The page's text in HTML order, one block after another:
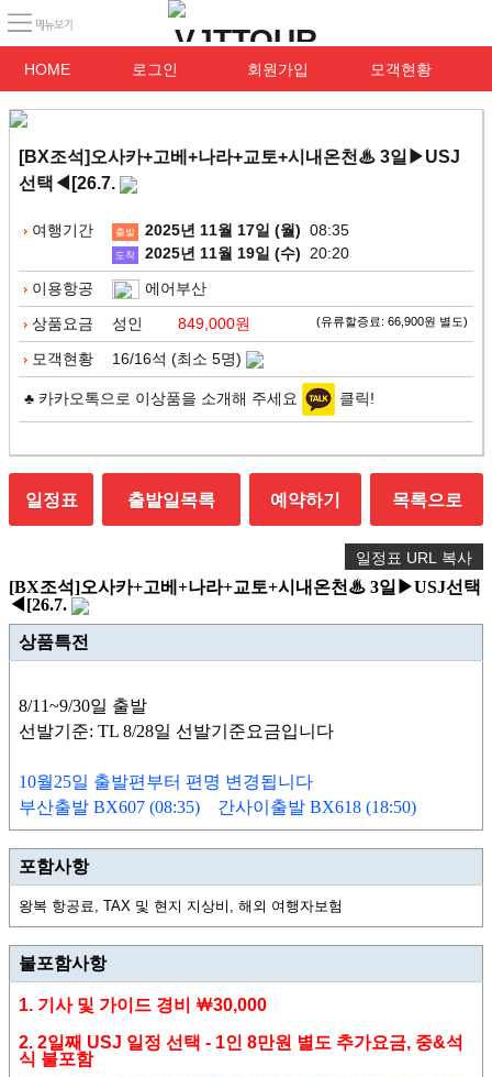
HOME 로그인 회원가입 모객현황
[BX조석]오사카+고베+나라+교토+시내온천♨ 3일▶USJ
선택◀[26.7.
여행기간 출발 2025년 11월 17일 (월) 08:35
도착 2025년 11월 19일 (수)
20:20
이용항공
에어부산
상품요금
성인 849,000원 (유류할증료: 66,900원 별도)
모객현황 16/16석 (최소 5명)
♣ 카카오톡으로 이상품을 소개해 주세요 클릭!
일정표 출발일목록 예약하기 목록으로